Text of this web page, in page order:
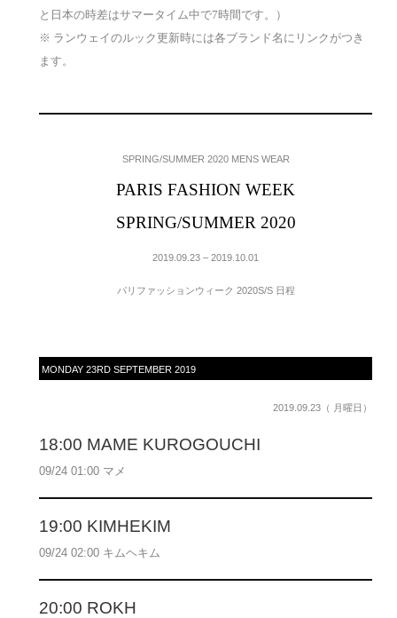
と日本の時差はサマータイム中で7時間です。）
※ ランウェイのルック更新時には各ブランド名にリンクがつき
ます。
SPRING/SUMMER 2020 MENS WEAR
PARIS FASHION WEEK
SPRING/SUMMER 2020
2019.09.23 – 2019.10.01
パリファッションウィーク 2020S/S 日程
MONDAY 23RD SEPTEMBER 2019
2019.09.23（ 月曜日）
18:00 MAME KUROGOUCHI
09/24 01:00 マメ
19:00 KIMHEKIM
09/24 02:00 キムヘキム
20:00 ROKH